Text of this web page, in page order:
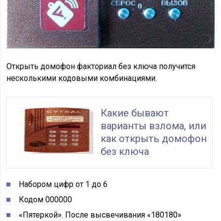
Открыть домофон факториал без ключа получится
несколькими кодовыми комбинациями.
Какие бывают
варианты взлома, или
как открыть домофон
без ключа
Набором цифр от 1 до 6
Кодом 000000
«Пятеркой». После высвечивания «180180»